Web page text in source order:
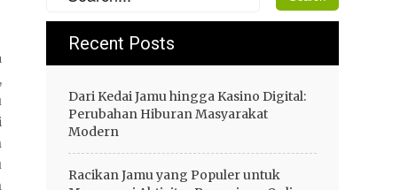
Recent Posts
Dari Kedai Jamu hingga Kasino Digital:
Perubahan Hiburan Masyarakat
Modern
Racikan Jamu yang Populer untuk